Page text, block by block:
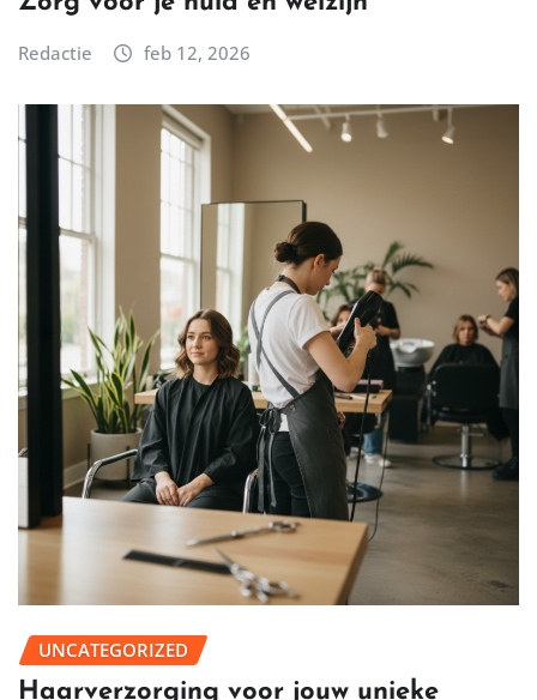
Redactie feb 12, 2026
UNCATEGORIZED
Haarverzorging voor jouw unieke